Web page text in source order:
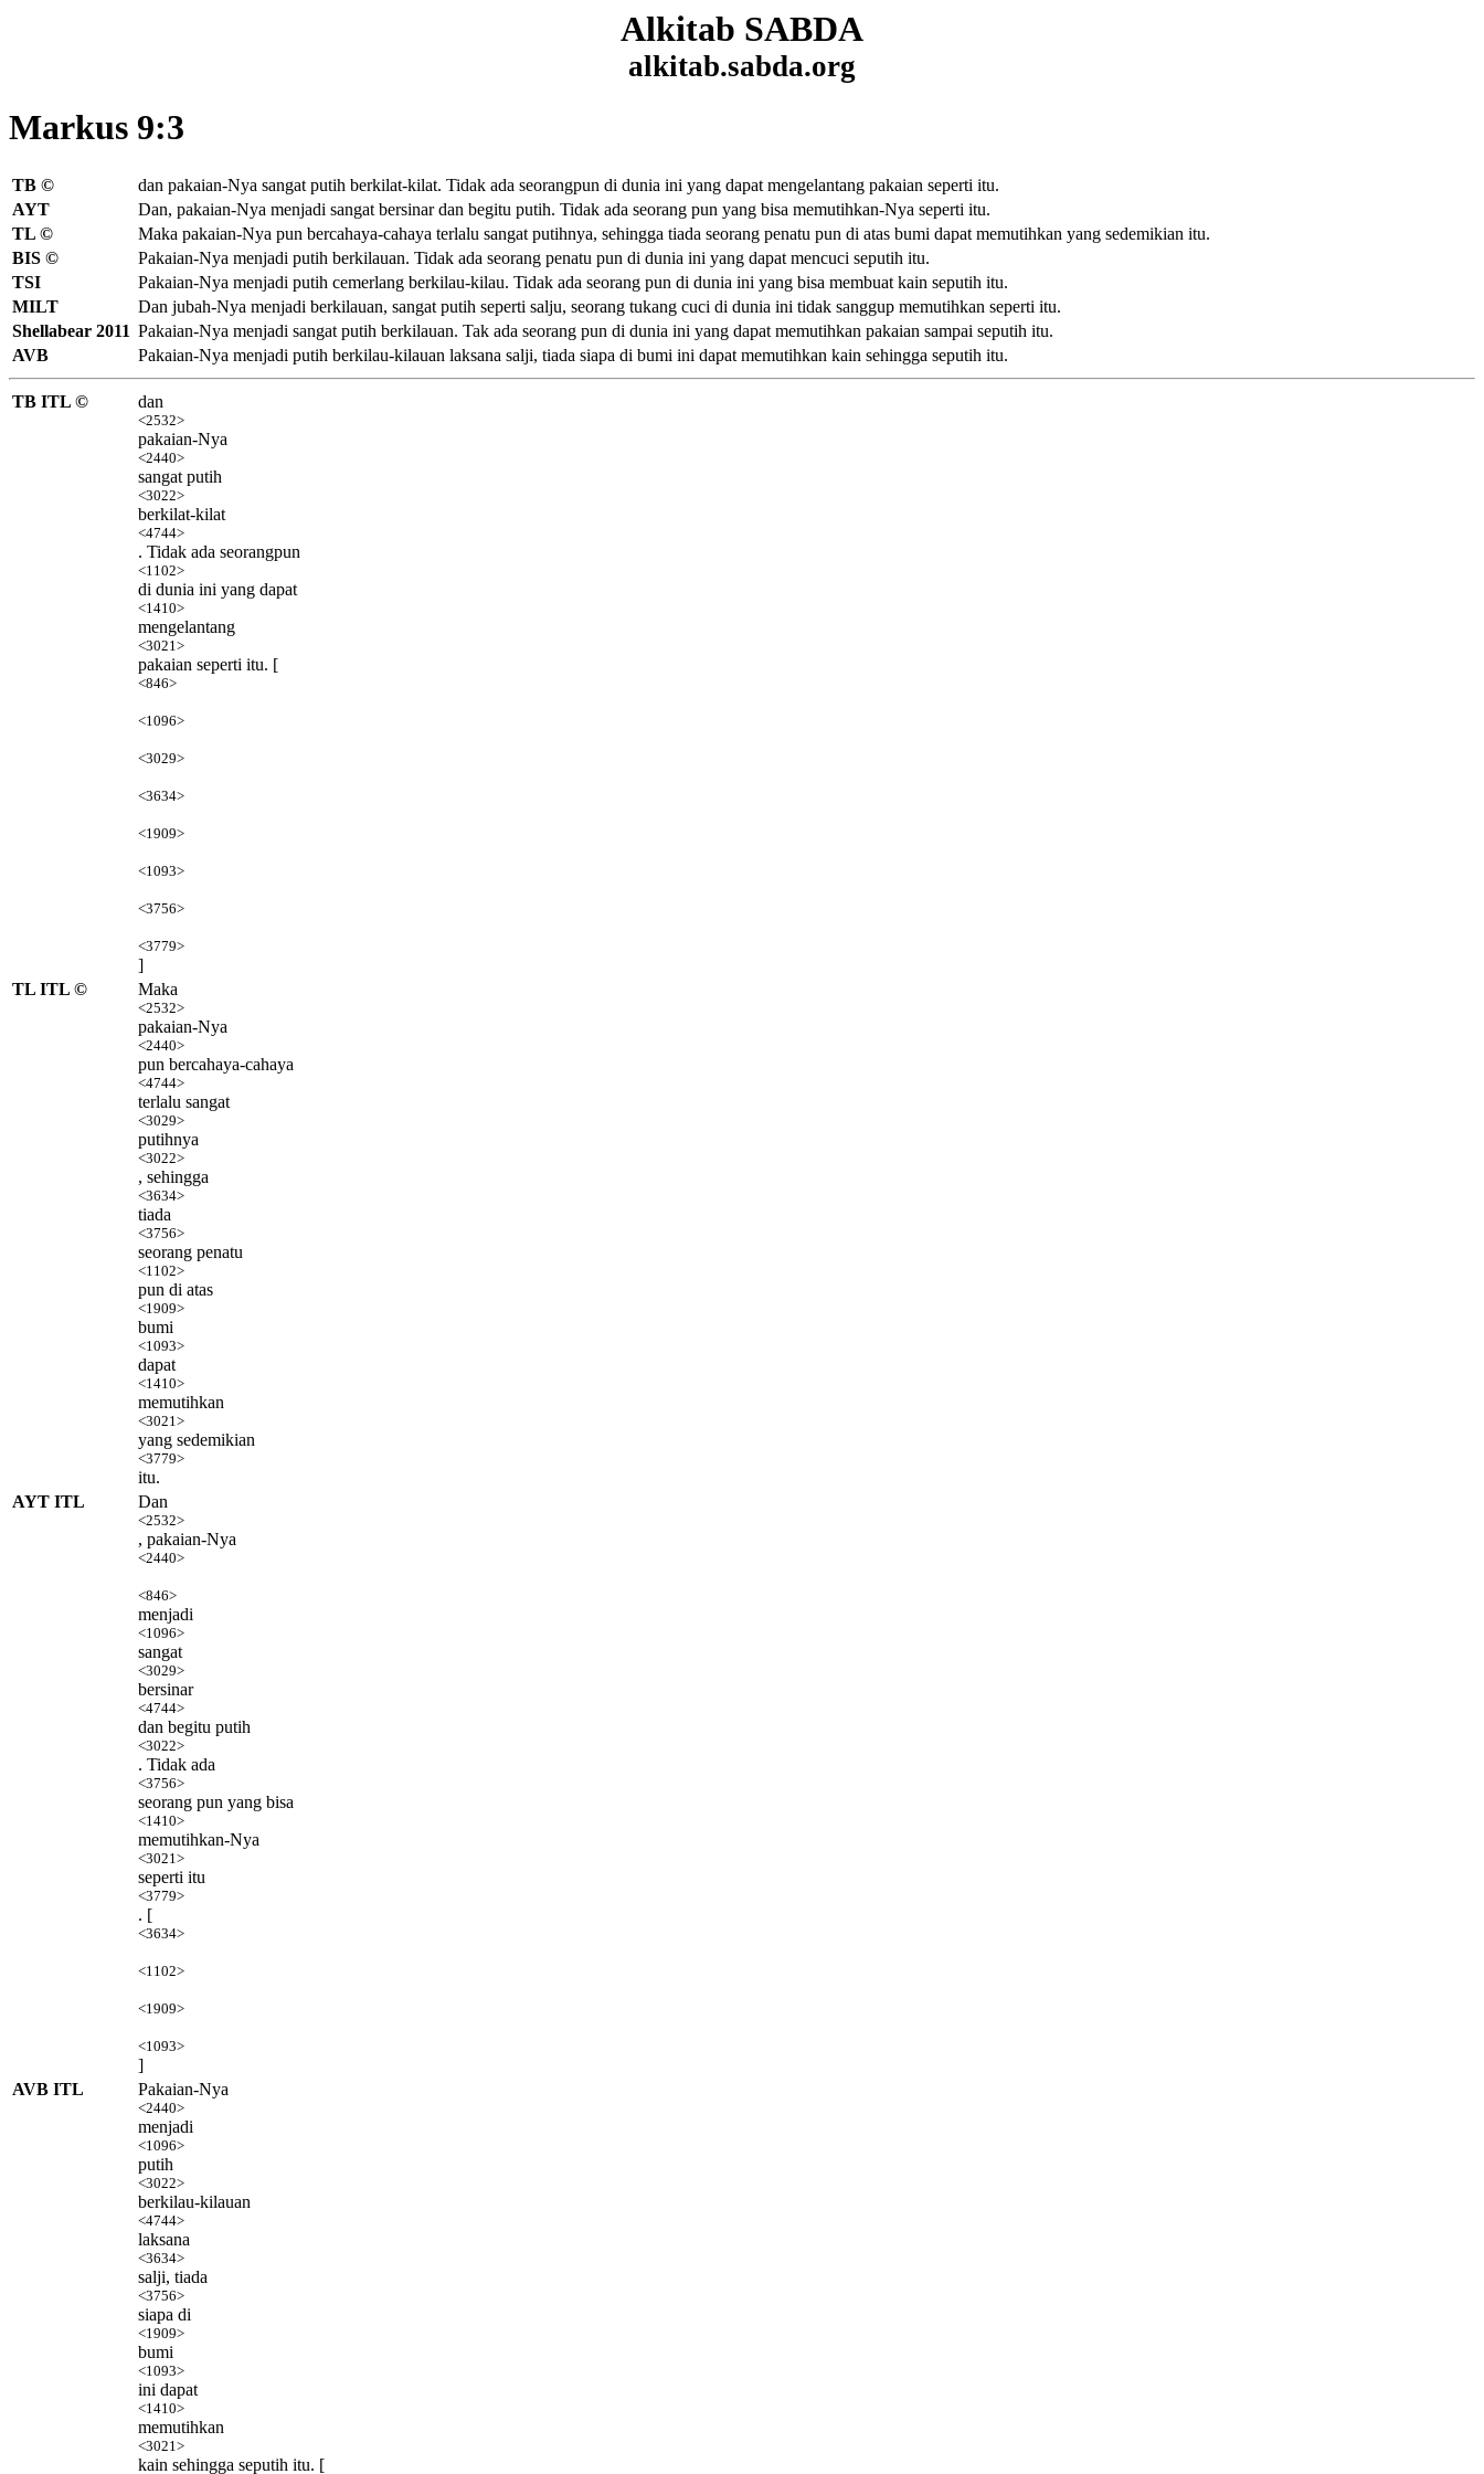
Alkitab SABDA
alkitab.sabda.org
Markus 9:3
TB © dan pakaian-Nya sangat putih berkilat-kilat. Tidak ada seorangpun di dunia ini yang dapat mengelantang pakaian seperti itu.
AYT
Dan, pakaian-Nya menjadi sangat bersinar dan begitu putih. Tidak ada seorang pun yang bisa memutihkan-Nya seperti itu.
TL ©
Maka pakaian-Nya pun bercahaya-cahaya terlalu sangat putihnya, sehingga tiada seorang penatu pun di atas bumi dapat memutihkan yang sedemikian itu.
BIS ©
Pakaian-Nya menjadi putih berkilauan. Tidak ada seorang penatu pun di dunia ini yang dapat mencuci seputih itu.
TSI
Pakaian-Nya menjadi putih cemerlang berkilau-kilau. Tidak ada seorang pun di dunia ini yang bisa membuat kain seputih itu.
MILT
Dan jubah-Nya menjadi berkilauan, sangat putih seperti salju, seorang tukang cuci di dunia ini tidak sanggup memutihkan seperti itu.
Shellabear 2011 Pakaian-Nya menjadi sangat putih berkilauan. Tak ada seorang pun di dunia ini yang dapat memutihkan pakaian sampai seputih itu.
AVB
Pakaian-Nya menjadi putih berkilau-kilauan laksana salji, tiada siapa di bumi ini dapat memutihkan kain sehingga seputih itu.
TB ITL © dan
<2532>
pakaian-Nya
<2440>
sangat putih
<3022>
berkilat-kilat
<4744>
. Tidak ada seorangpun
<1102>
di dunia ini yang dapat
<1410>
mengelantang
<3021>
pakaian seperti itu. [
<846>
<1096>
<3029>
<3634>
<1909>
<1093>
<3756>
<3779>
]
TL ITL ©
Maka
<2532>
pakaian-Nya
<2440>
pun bercahaya-cahaya
<4744>
terlalu sangat
<3029>
putihnya
<3022>
, sehingga
<3634>
tiada
<3756>
seorang penatu
<1102>
pun di atas
<1909>
bumi
<1093>
dapat
<1410>
memutihkan
<3021>
yang sedemikian
<3779>
itu.
AYT ITL
Dan
<2532>
, pakaian-Nya
<2440>
<846>
menjadi
<1096>
sangat
<3029>
bersinar
<4744>
dan begitu putih
<3022>
. Tidak ada
<3756>
seorang pun yang bisa
<1410>
memutihkan-Nya
<3021>
seperti itu
<3779>
. [
<3634>
<1102>
<1909>
<1093>
]
AVB ITL
Pakaian-Nya
<2440>
menjadi
<1096>
putih
<3022>
berkilau-kilauan
<4744>
laksana
<3634>
salji, tiada
<3756>
siapa di
<1909>
bumi
<1093>
ini dapat
<1410>
memutihkan
<3021>
kain sehingga seputih itu. [